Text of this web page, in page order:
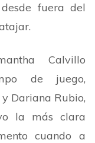
fuera del
Calvillo
de juego,
Dariana Rubio,
la más clara
cuando a